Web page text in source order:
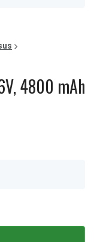
4800 mAh